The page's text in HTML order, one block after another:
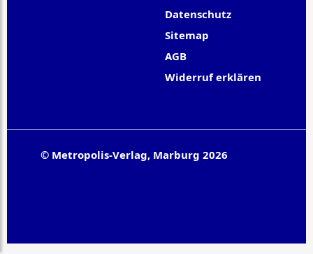
Datenschutz
Sitemap
AGB
Widerruf erklären
© Metropolis-Verlag, Marburg 2026